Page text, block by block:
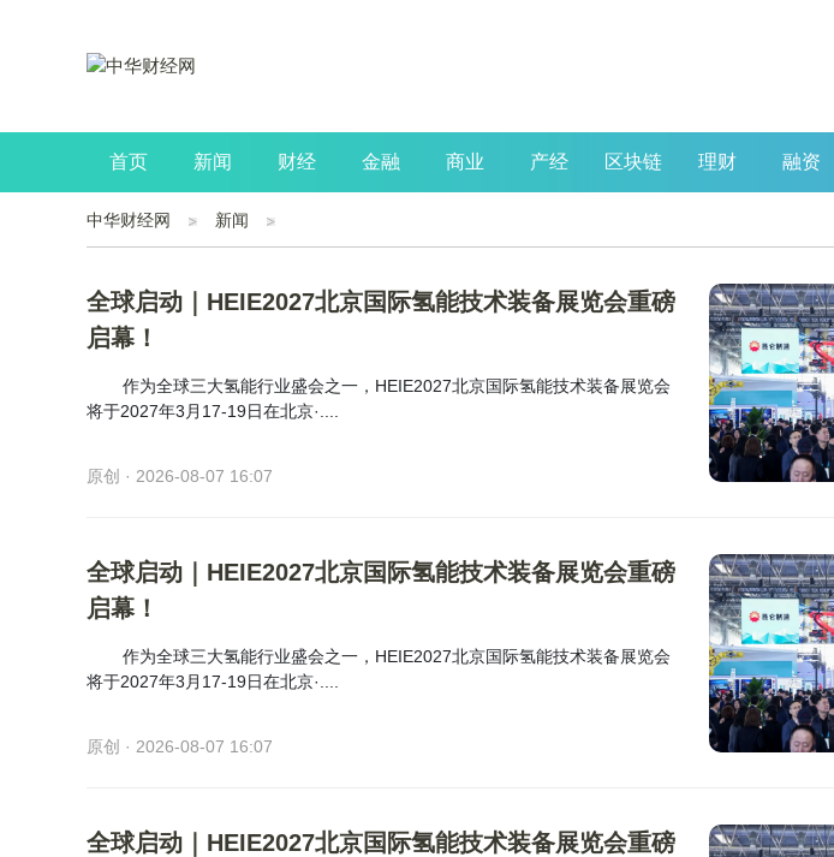
首页 新闻 财经 金融 商业 产经 区块链 理财 融资
公司 生活
中华财经网 新闻
全球启动｜HEIE2027北京国际氢能技术装备展览会重磅
启幕！
作为全球三大氢能行业盛会之一，HEIE2027北京国际氢能技术装备展览会
将于2027年3月17-19日在北京·....
原创 · 2026-08-07 16:07
全球启动｜HEIE2027北京国际氢能技术装备展览会重磅
启幕！
作为全球三大氢能行业盛会之一，HEIE2027北京国际氢能技术装备展览会
将于2027年3月17-19日在北京·....
原创 · 2026-08-07 16:07
全球启动｜HEIE2027北京国际氢能技术装备展览会重磅